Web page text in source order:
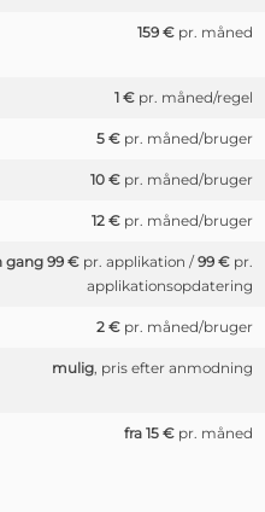
159 €pr. måned
1 €pr. måned/regel
5 €pr. måned/bruger
10 €pr. måned/bruger
12 €pr. måned/bruger
gang 99 €pr. applikation /99 €pr.
applikationsopdatering
2 €pr. måned/bruger
mulig, pris efter anmodning
fra 15 €pr. måned